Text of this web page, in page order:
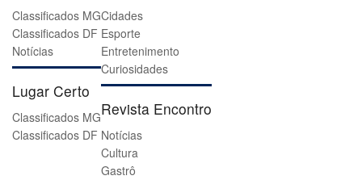
Classificados MG
Classificados DF
Notícias
Lugar Certo
Classificados MG
Classificados DF
Cidades
Esporte
Entretenimento
Curiosidades
Revista Encontro
Notícias
Cultura
Gastrô